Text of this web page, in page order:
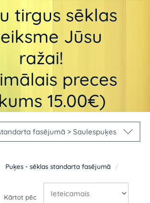
tirgus sēklas
Jūsu
ražai!
preces
15.00€)
fasējumā > Saulespuķes
Puķes - sēklas standarta fasējumā
Kārtot pēc